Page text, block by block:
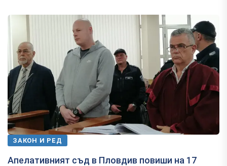
ЗАКОН И РЕД
Апелативният съд в Пловдив повиши на 17